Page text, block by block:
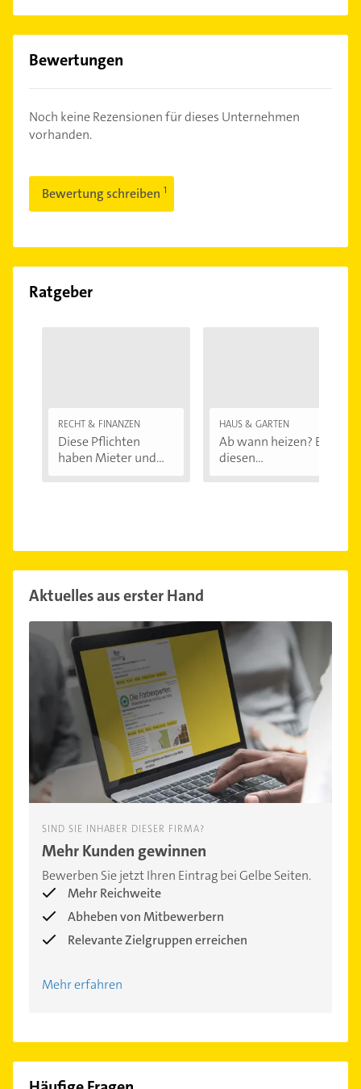
Bewertungen
Noch keine Rezensionen für dieses Unternehmen
vorhanden.
Bewertung schreiben
Ratgeber
RECHT & FINANZEN
Diese Pflichten
haben Mieter und...
HAUS & GARTEN
Ab wann heizen? Bei
diesen
Aktuelles aus erster Hand
SIND SIE INHABER DIESER FIRMA?
Mehr Kunden gewinnen
Bewerben Sie jetzt Ihren Eintrag bei Gelbe Seiten.
Mehr Reichweite
Abheben von Mitbewerbern
Relevante Zielgruppen erreichen
Mehr erfahren